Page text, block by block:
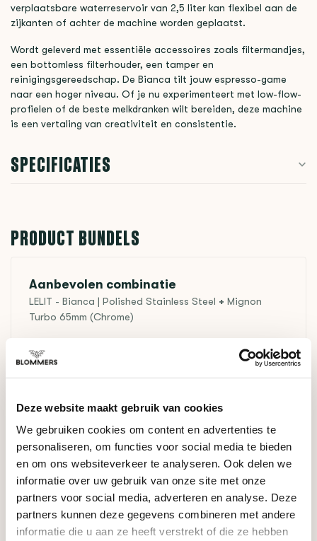
Deze website maakt gebruik van cookies
We gebruiken cookies om content en advertenties te
personaliseren, om functies voor social media te bieden
en om ons websiteverkeer te analyseren. Ook delen we
informatie over uw gebruik van onze site met onze
partners voor social media, adverteren en analyse. Deze
partners kunnen deze gegevens combineren met andere
informatie die u aan ze heeft verstrekt of die ze hebben
verplaatsbare waterreservoir van 2,5 liter kan flexibel aan de
zijkanten of achter de machine worden geplaatst.
Wordt geleverd met essentiële accessoires zoals filtermandjes,
een bottomless filterhouder, een tamper en
reinigingsgereedschap. De Bianca tilt jouw espresso-game
naar een hoger niveau. Of je nu experimenteert met low-flow-
profielen of de beste melkdranken wilt bereiden, deze machine
is een vertaling van creativiteit en consistentie.
SPECIFICATIES
PRODUCT BUNDELS
Aanbevolen combinatie
LELIT - Bianca | Polished Stainless Steel + Mignon
Turbo 65mm (Chrome)
€2.848,00
€2.698,00
GERELATEERDE PRODUCTEN